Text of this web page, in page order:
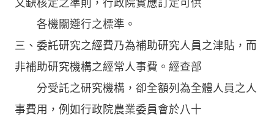
又缺核定之準則，行政院實應訂定可供
各機關遵行之標準。
三、委託研究之經費乃為補助研究人員之津貼，而
非補助研究機構之經常人事費。經查部
分受託之研究機構，卻全額列為全體人員之人
事費用，例如行政院農業委員會於八十